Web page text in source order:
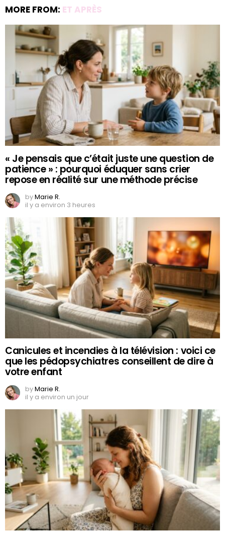
MORE FROM: ET APRÈS
« Je pensais que c’était juste une question de
patience » : pourquoi éduquer sans crier
repose en réalité sur une méthode précise
byMarie R.
il y a environ 3 heures
Canicules et incendies à la télévision : voici ce
que les pédopsychiatres conseillent de dire à
votre enfant
byMarie R.
il y a environ un jour